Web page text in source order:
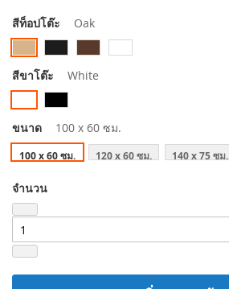
สีท็อปโต๊ะ Oak
สีขาโต๊ะ White
ขนาด 100 x 60 ซม.
100 x 60 ซม. 120 x 60 ซม. 140 x 75 ซม.
จำนวน